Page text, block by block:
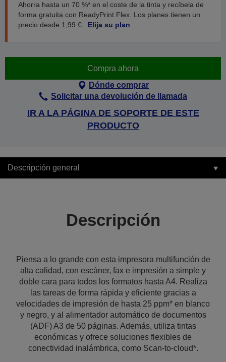
Ahorra hasta un 70 %* en el coste de la tinta y recíbela de
forma gratuita con ReadyPrint Flex. Los planes tienen un
precio desde 1,99 €.
Elija su plan
Compra ahora
Dónde comprar
Solicitar una devolución de llamada
IR A LA PÁGINA DE SOPORTE DE ESTE
PRODUCTO
Descripción general
Descripción
Piensa a lo grande con esta impresora multifunción de
alta calidad, con escáner, fax e impresión a simple y
doble cara para todos los formatos hasta A4. Realiza
las tareas de forma rápida y eficiente gracias a
velocidades de impresión de hasta 25 ppm* en blanco
y negro, y al alimentador automático de documentos
(ADF) A3 de 50 páginas. Además, utiliza tintas
económicas y ofrece soluciones flexibles de
conectividad inalámbrica, como Scan-to-cloud*.